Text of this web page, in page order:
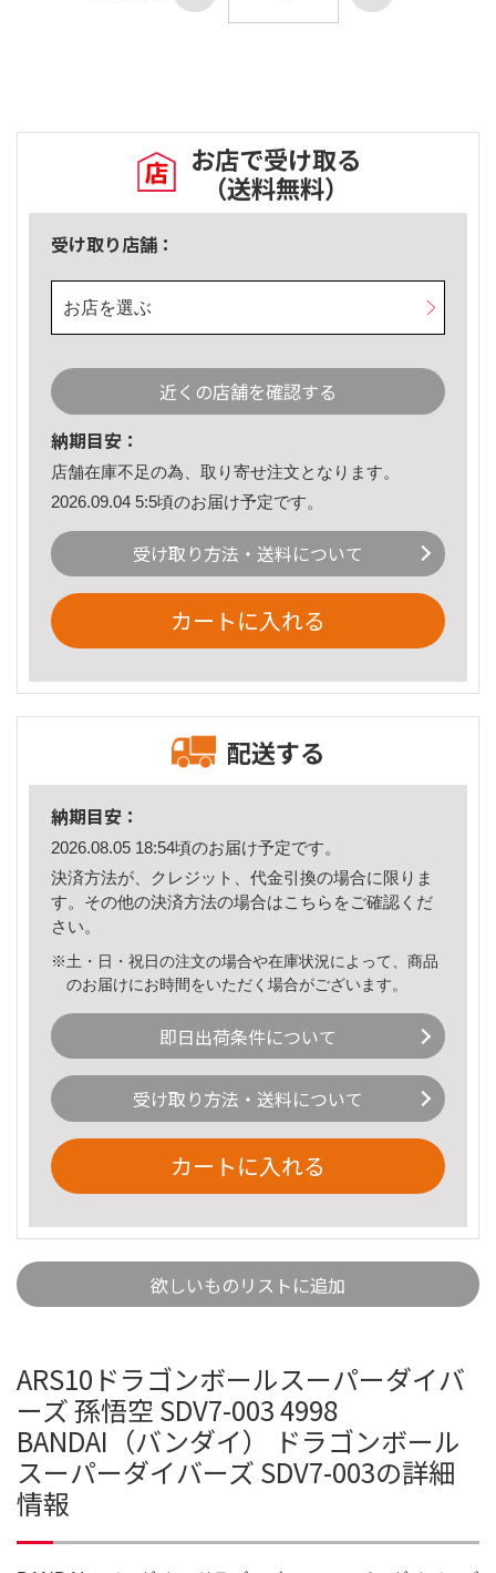
お店で受け取る
（送料無料）
受け取り店舗：
お店を選ぶ
近くの店舗を確認する
納期目安：
店舗在庫不足の為、取り寄せ注文となります。
2026.09.04 5:5頃のお届け予定です。
受け取り方法・送料について
カートに入れる
配送する
納期目安：
2026.08.05 18:54頃のお届け予定です。
決済方法が、クレジット、代金引換の場合に限りま
す。その他の決済方法の場合はこちら をご確認くだ
さい。
※土・日・祝日の注文の場合や在庫状況によって、商品
のお届けにお時間をいただく場合がございます。
即日出荷条件について
受け取り方法・送料について
カートに入れる
欲しいものリストに追加
ARS10ドラゴンボールスーパーダイバ
ーズ 孫悟空 SDV7-003 4998
BANDAI（バンダイ） ドラゴンボール
スーパーダイバーズ SDV7-003の詳細
情報